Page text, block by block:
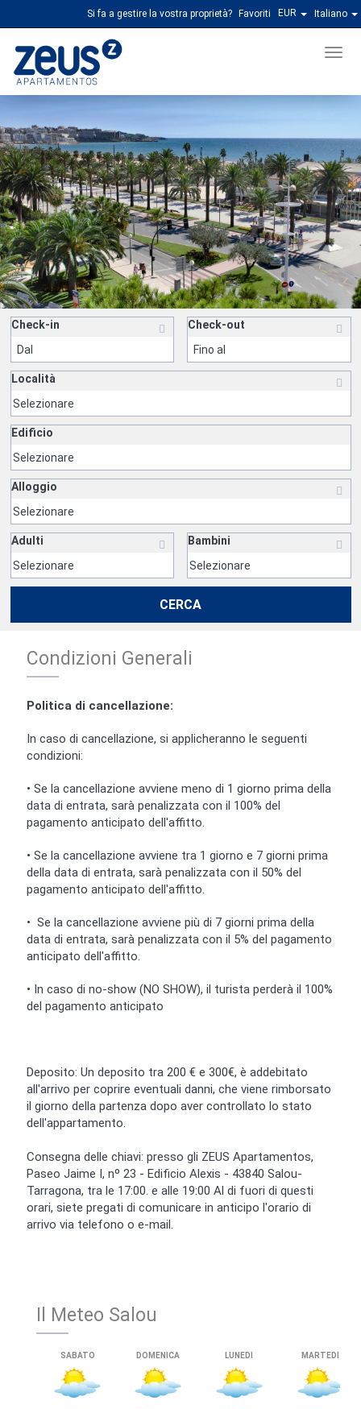
Italiano
EUR
Favoriti
Si fa a gestire la vostra proprietà?
Menu
Check-in Check-out
Località
Edificio
Alloggio
Adulti Bambini
CERCA
Condizioni Generali
Politica di cancellazione:
In caso di cancellazione, si applicheranno le seguenti
condizioni:
• Se la cancellazione avviene meno di 1 giorno prima della
data di entrata, sarà penalizzata con il 100% del
pagamento anticipato dell'affitto.
• Se la cancellazione avviene tra 1 giorno e 7 giorni prima
della data di entrata, sarà penalizzata con il 50% del
pagamento anticipato dell'affitto.
• Se la cancellazione avviene più di 7 giorni prima della
data di entrata, sarà penalizzata con il 5% del pagamento
anticipato dell'affitto.
• In caso di no-show (NO SHOW), il turista perderà il 100%
del pagamento anticipato
Deposito: Un deposito tra 200 € e 300€, è addebitato
all'arrivo per coprire eventuali danni, che viene rimborsato
il giorno della partenza dopo aver controllato lo stato
dell'appartamento.
Consegna delle chiavi: presso gli ZEUS Apartamentos,
Paseo Jaime I, nº 23 - Edificio Alexis - 43840 Salou-
Tarragona, tra le 17:00. e alle 19:00 Al di fuori di questi
orari, siete pregati di comunicare in anticipo l'orario di
arrivo via telefono o e-mail.
Il Meteo Salou